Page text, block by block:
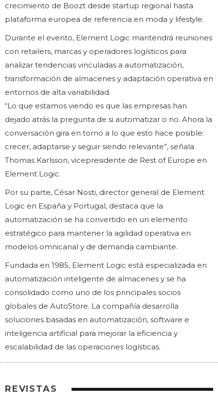
crecimiento de Boozt desde startup regional hasta
plataforma europea de referencia en moda y lifestyle.
Durante el evento, Element Logic mantendrá reuniones
con retailers, marcas y operadores logísticos para
analizar tendencias vinculadas a automatización,
transformación de almacenes y adaptación operativa en
entornos de alta variabilidad.
“Lo que estamos viendo es que las empresas han
dejado atrás la pregunta de si automatizar o no. Ahora la
conversación gira en torno a lo que esto hace posible:
crecer, adaptarse y seguir siendo relevante”, señala
Thomas Karlsson, vicepresidente de Rest of Europe en
Element Logic.
Por su parte, César Nosti, director general de Element
Logic en España y Portugal, destaca que la
automatización se ha convertido en un elemento
estratégico para mantener la agilidad operativa en
modelos omnicanal y de demanda cambiante.
Fundada en 1985, Element Logic está especializada en
automatización inteligente de almacenes y se ha
consolidado como uno de los principales socios
globales de AutoStore. La compañía desarrolla
soluciones basadas en automatización, software e
inteligencia artificial para mejorar la eficiencia y
escalabilidad de las operaciones logísticas.
REVISTAS